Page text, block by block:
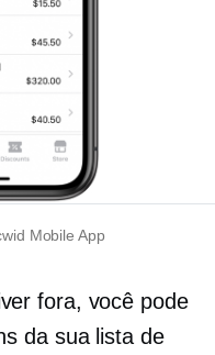
Mobile App
fora, você pode
da sua lista de